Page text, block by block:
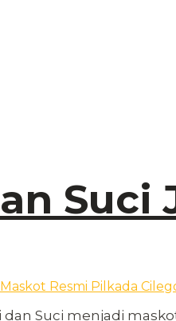
Suci
dan Suci menjadi